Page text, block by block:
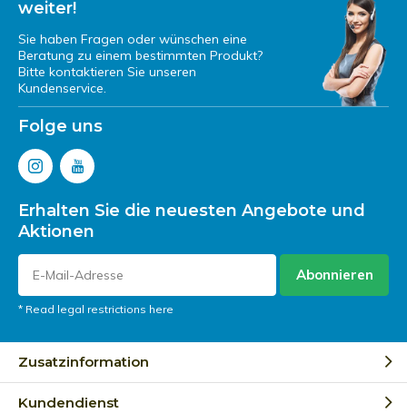
weiter!
Sie haben Fragen oder wünschen eine
Beratung zu einem bestimmten Produkt?
Bitte kontaktieren Sie unseren
Kundenservice.
Folge uns
Erhalten Sie die neuesten Angebote und
Aktionen
Abonnieren
* Read legal restrictions here
Zusatzinformation
Kundendienst